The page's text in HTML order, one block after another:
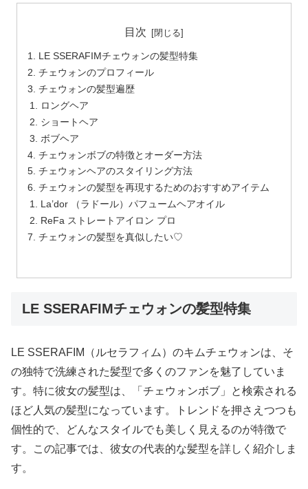
目次
LE SSERAFIMチェウォンの髪型特集
チェウォンのプロフィール
チェウォンの髪型遍歴
ロングヘア
ショートヘア
ボブヘア
チェウォンボブの特徴とオーダー方法
チェウォンヘアのスタイリング方法
チェウォンの髪型を再現するためのおすすめアイテム
La’dor （ラドール）パフュームヘアオイル
ReFa ストレートアイロン プロ
チェウォンの髪型を真似したい♡
LE SSERAFIMチェウォンの髪型特集
LE SSERAFIM（ルセラフィム）のキムチェウォンは、そ
の独特で洗練された髪型で多くのファンを魅了していま
す。特に彼女の髪型は、「チェウォンボブ」と検索される
ほど人気の髪型になっています。トレンドを押さえつつも
個性的で、どんなスタイルでも美しく見えるのが特徴で
す。この記事では、彼女の代表的な髪型を詳しく紹介しま
す。